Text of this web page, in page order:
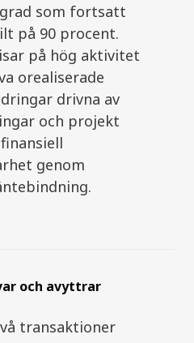
som fortsatt
på 90 procent.
på hög aktivitet
orealiserade
drivna av
och projekt
genom
och avyttrar
transaktioner